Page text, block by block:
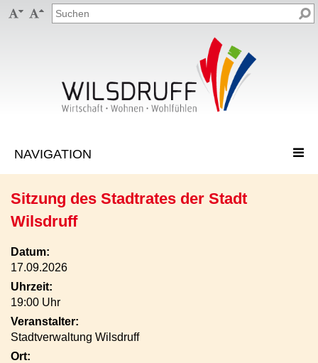
 
Sitzung des Stadtrates der Stadt
Wilsdruff
Datum:
17.09.2026
Uhrzeit:
19:00 Uhr
Veranstalter:
Stadtverwaltung Wilsdruff
Ort: